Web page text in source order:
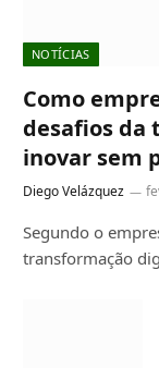
NOTÍCIAS
Como
desafios da
inovar sem
Diego Velázquez
Segundo o
transformação